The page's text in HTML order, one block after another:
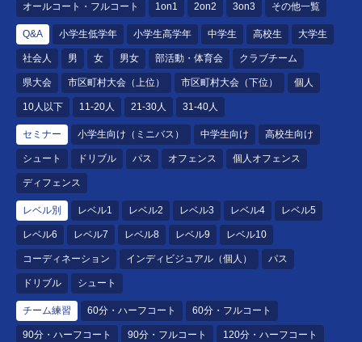
オールコート・フルコート 1on1 2on2 3on3 その他一覧
Q&A 小学生低学年 小学生高学年 中学生 高校生 大学生
社会人 男 女 男女 部活動・体育会 クラブチーム
県大会 市区町村大会（上位） 市区町村大会（下位） 個人
10人以下 11-20人 21-30人 31-40人
セミナー 小学生向け（ミニバス） 中学生向け 高校生向け
シュート ドリブル パス オフェンス 個人オフェンス
ディフェンス
レベル別 レベル1 レベル2 レベル3 レベル4 レベル5
レベル6 レベル7 レベル8 レベル9 レベル10
コーディネーション インディビジュアル（個人） パス
ドリブル シュート
チーム練習 60分・ハーフコート 60分・フルコート
90分・ハーフコート 90分・フルコート 120分・ハーフコート